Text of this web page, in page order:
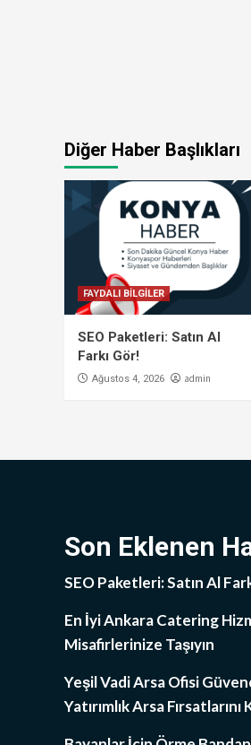
Diğer Haber Başlıkları
FAYDALI BİLGİLER
SEO Paketleri: Satın Al
Farkı Gör!
Ağustos 4, 2026 admin
Son Eklenen
SEO Paketleri: Satın Al
En İyi Ankara Catering
Misafirlerinize Taşıyın
Yeşil Vadi Arsa Ofisi
Yatırımlık Arsa